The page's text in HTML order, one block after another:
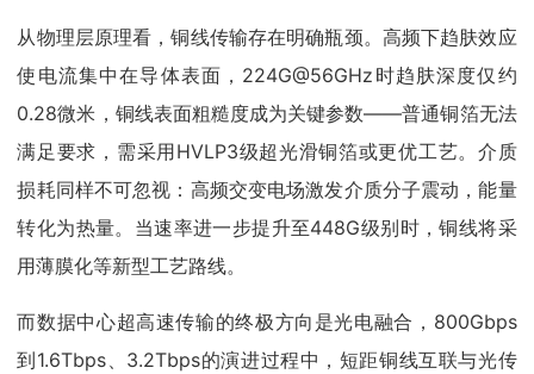
从物理层原理看，铜线传输存在明确瓶颈。高频下趋肤效应
使电流集中在导体表面，224G@56GHz时趋肤深度仅约
0.28微米，铜线表面粗糙度成为关键参数——普通铜箔无法
满足要求，需采用HVLP3级超光滑铜箔或更优工艺。介质
损耗同样不可忽视：高频交变电场激发介质分子震动，能量
转化为热量。当速率进一步提升至448G级别时，铜线将采
用薄膜化等新型工艺路线。
而数据中心超高速传输的终极方向是光电融合，800Gbps
到1.6Tbps、3.2Tbps的演进过程中，短距铜线互联与光传